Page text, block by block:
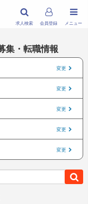
メニュー
求人検索 会員登録
集・転職情報
変更
変更
変更
変更
変更